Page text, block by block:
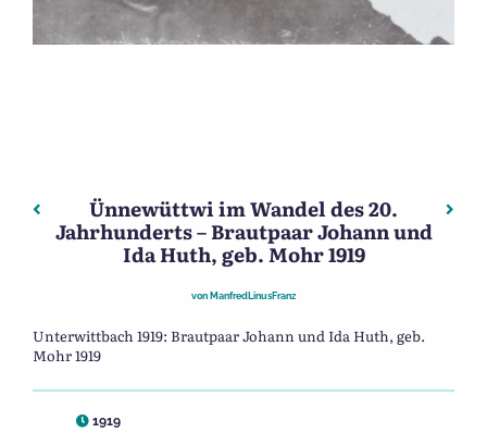
Beitragsnavigation
Vorheriger: Ünnewüttwi im Wandel des 20.
Ünnewüttwi im Wandel des 20.
Jahrhunderts – Brautpaar Johann und
Ida Huth, geb. Mohr 1919
von ManfredLinusFranz
Unterwittbach 1919: Brautpaar Johann und Ida Huth, geb.
Mohr 1919
1919